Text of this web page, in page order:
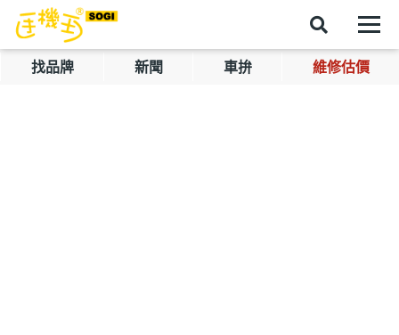
找品牌 新聞 車拚 維修估價